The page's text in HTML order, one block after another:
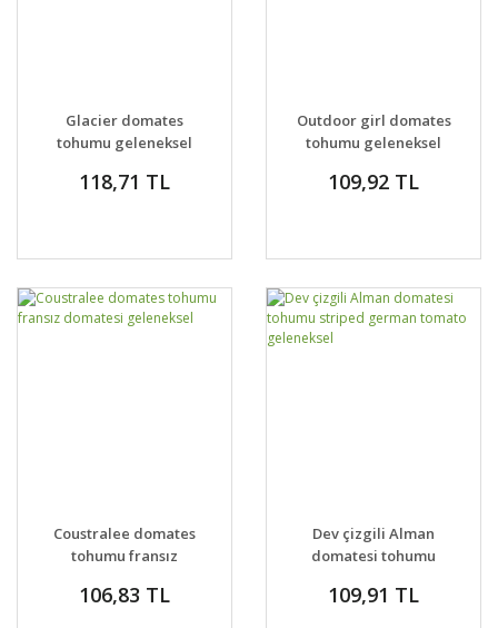
Glacier domates
tohumu geleneksel
118,71 TL
Outdoor girl domates
tohumu geleneksel
109,92 TL
Coustralee domates
tohumu fransız
106,83 TL
Dev çizgili Alman
domatesi tohumu
tomato geleneksel
109,91 TL